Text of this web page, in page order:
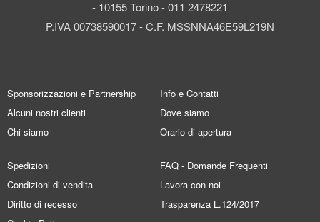
- 10155 Torino - 011 2478221
P.IVA 00738590017 - C.F. MSSNNA46E59L219N
Sponsorizzazioni e Partnership
Alcuni nostri clienti
Chi siamo
Info e Contatti
Dove siamo
Orario di apertura
Spedizioni
Condizioni di vendita
Diritto di recesso
FAQ - Domande Frequenti
Lavora con noi
Trasparenza L.124/2017